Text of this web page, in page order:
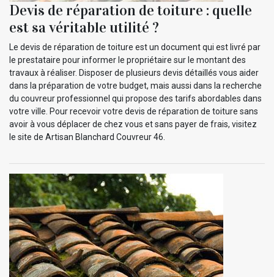
Devis de réparation de toiture : quelle
est sa véritable utilité ?
Le devis de réparation de toiture est un document qui est livré par
le prestataire pour informer le propriétaire sur le montant des
travaux à réaliser. Disposer de plusieurs devis détaillés vous aider
dans la préparation de votre budget, mais aussi dans la recherche
du couvreur professionnel qui propose des tarifs abordables dans
votre ville. Pour recevoir votre devis de réparation de toiture sans
avoir à vous déplacer de chez vous et sans payer de frais, visitez
le site de Artisan Blanchard Couvreur 46.